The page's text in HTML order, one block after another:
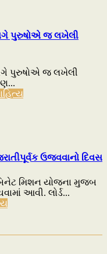
પુરુષોએ જ લખેલી
પુરુષોએ જ લખેલી
ઉજવવાનો દિવસ
મિશન યોજના મુજબ
આવી. લોર્ડ...